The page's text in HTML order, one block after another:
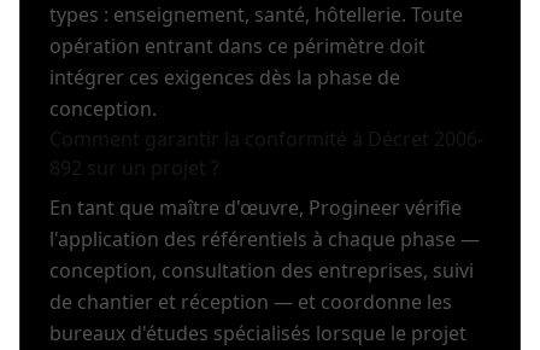
types : enseignement, santé, hôtellerie. Toute
opération entrant dans ce périmètre doit
intégrer ces exigences dès la phase de
conception.
En tant que maître d'œuvre, Progineer vérifie
l'application des référentiels à chaque phase —
conception, consultation des entreprises, suivi
de chantier et réception — et coordonne les
bureaux d'études spécialisés lorsque le projet